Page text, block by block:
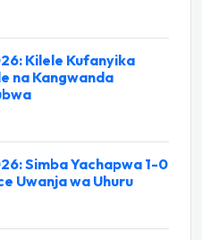
Kilele Kufanyika
na Kangwanda
Simba Yachapwa 1-0
Uwanja wa Uhuru